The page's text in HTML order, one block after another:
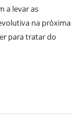
a levar as
na próxima
para tratar do